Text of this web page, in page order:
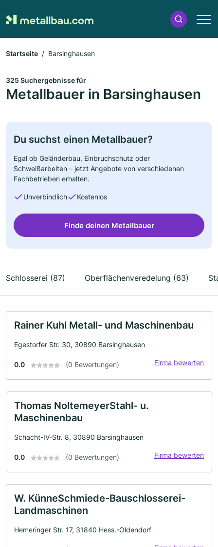
Startseite Barsinghausen
325 Suchergebnisse für
Metallbauer in Barsinghausen
Du suchst einen Metallbauer?
Egal ob Geländerbau, Einbruchschutz oder
Schweißarbeiten – jetzt Angebote von verschiedenen
Fachbetrieben erhalten.
Unverbindlich Kostenlos
Finde deinen Metallbauer
Schlosserei (87) Oberflächenveredelung (63)
Rainer Kuhl Metall- und Maschinenbau
Egestorfer Str. 30, 30890 Barsinghausen
0.0 (0 Bewertungen) Firma bewerten
Thomas NoltemeyerStahl- u.
Maschinenbau
Schacht-IV-Str. 8, 30890 Barsinghausen
0.0 (0 Bewertungen) Firma bewerten
W. KünneSchmiede-Bauschlosserei-
Landmaschinen
Hemeringer Str. 17, 31840 Hess.-Oldendorf